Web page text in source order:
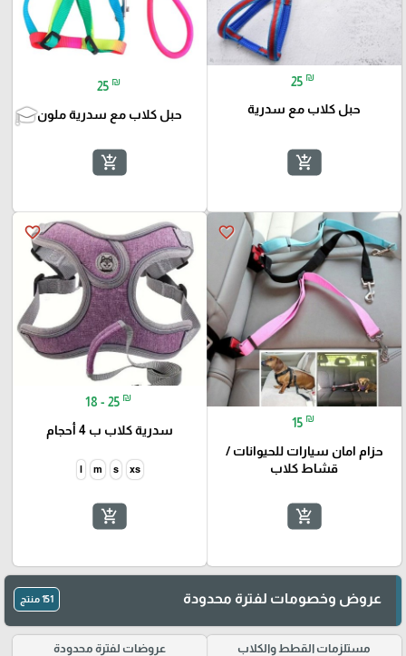
🎓
25 ₪
حبل كلاب مع سدرية
add_shopping_cart
25 ₪
حبل كلاب مع سدرية ملون
add_shopping_cart
favorite_border
15 ₪
حزام امان سيارات للحيوانات /
قشاط كلاب
add_shopping_cart
favorite_border
18 - 25 ₪
سدرية كلاب ب 4 أحجام
xs
s
m
l
add_shopping_cart
عروض وخصومات لفترة محدودة 151 منتج
مستلزمات القطط والكلاب عروضات لفترة محدودة